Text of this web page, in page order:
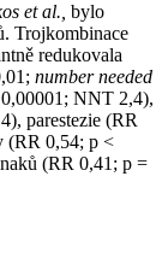
et al., bylo
Trojkombinace
redukovala
number needed
NNT 2,4),
parestezie (RR
(RR 0,54; p <
(RR 0,41; p =